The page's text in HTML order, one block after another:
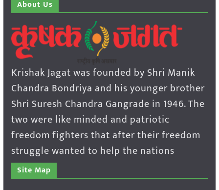
About Us
Krishak Jagat was founded by Shri Manik
Chandra Bondriya and his younger brother
Shri Suresh Chandra Gangrade in 1946. The
two were like minded and patriotic
freedom fighters that after their freedom
struggle wanted to help the nations
Site Map